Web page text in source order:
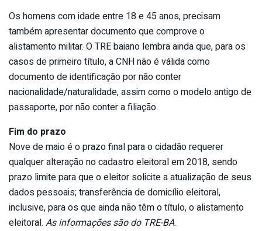
Os homens com idade entre 18 e 45 anos, precisam
também apresentar documento que comprove o
alistamento militar. O TRE baiano lembra ainda que, para os
casos de primeiro título, a CNH não é válida como
documento de identificação por não conter
nacionalidade/naturalidade, assim como o modelo antigo de
passaporte, por não conter a filiação.
Fim do prazo
Nove de maio é o prazo final para o cidadão requerer
qualquer alteração no cadastro eleitoral em 2018, sendo
prazo limite para que o eleitor solicite a atualização de seus
dados pessoais; transferência de domicílio eleitoral,
inclusive, para os que ainda não têm o título, o alistamento
eleitoral. As informações são do TRE-BA.